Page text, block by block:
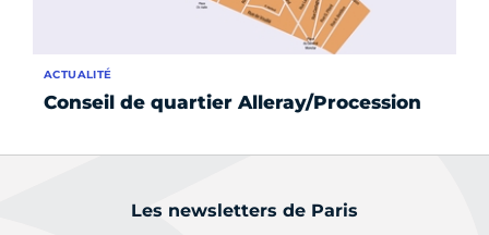
Conseil de quartier Alleray/Procession
ACTUALITÉ
Les newsletters de Paris